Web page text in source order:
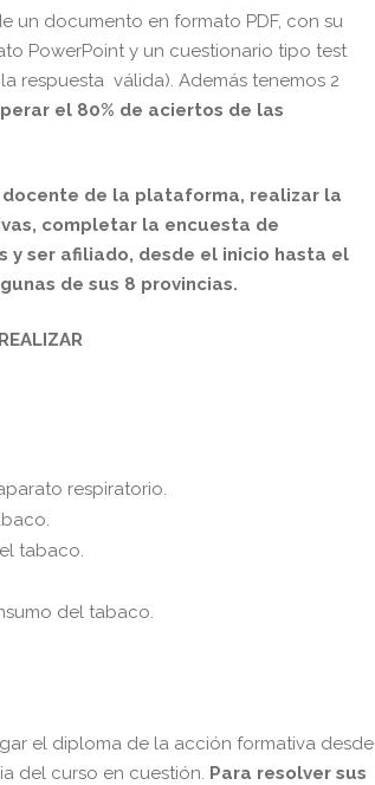
un documento en formato PDF, con su
PowerPoint y un cuestionario tipo test
respuesta válida). Además tenemos 2
el 80% de aciertos de las
de la plataforma, realizar la
completar la encuesta de
ser afiliado, desde el inicio hasta el
de sus 8 provincias.
respiratorio.
tabaco.
del tabaco.
el diploma de la acción formativa desde
del curso en cuestión. Para resolver sus